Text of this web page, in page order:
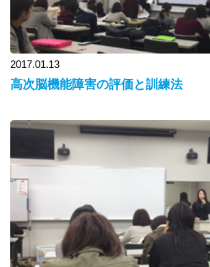
2017.01.13
高次脳機能障害の評価と訓練法